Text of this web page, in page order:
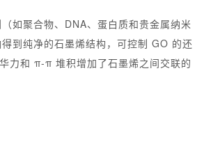
如聚合物、DNA、蛋白质和贵金属纳米
到纯净的石墨烯结构，可控制 GO 的还
力和 π-π 堆积增加了石墨烯之间交联的